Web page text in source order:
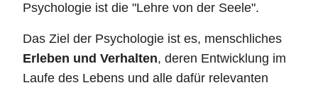
Psychologie ist die "Lehre von der Seele".
Das Ziel der Psychologie ist es, menschliches
Erleben und Verhalten, deren Entwicklung im
Laufe des Lebens und alle dafür relevanten